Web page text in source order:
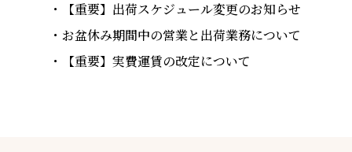
【重要】出荷スケジュール変更のお知らせ
お盆休み期間中の営業と出荷業務について
【重要】実費運賃の改定について